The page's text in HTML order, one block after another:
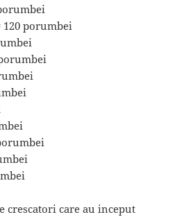
120 porumbei
crescatori care au inceput